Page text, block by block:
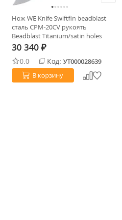
Нож WE Knife Swiftfin beadblast
сталь CPM-20CV рукоять
Beadblast Titanium/satin holes
(WE23051-2)
30 340 ₽
0.0 Код: УТ000028639
В корзину